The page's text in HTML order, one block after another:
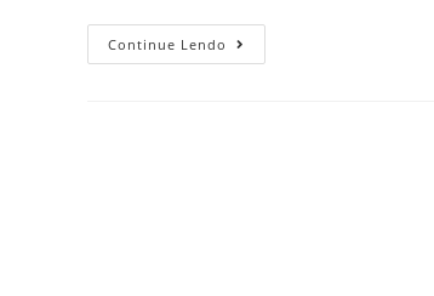
Continue Lendo